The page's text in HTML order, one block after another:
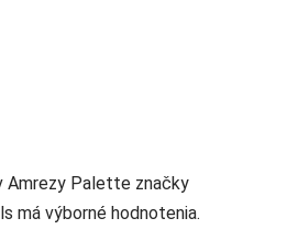
Amrezy Palette značky
má výborné hodnotenia.